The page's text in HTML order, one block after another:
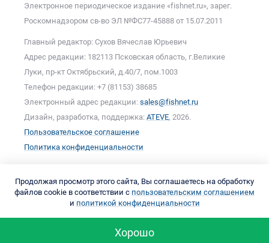
Электронное периодическое издание «fishnet.ru», зарег.
Роскомнадзором cв-во ЭЛ №ФС77-45888 от 15.07.2011
Главный редактор: Сухов Вячеслав Юрьевич
Адрес редакции: 182113 Псковская область, г.Великие
Луки, пр-кт Октябрьский, д.40/7, пом.1003
Телефон редакции: +7 (81153) 38685
Электронный адрес редакции: sales@fishnet.ru
Дизайн, разработка, поддержка: ATEVE, 2026.
Пользовательское соглашение
Политика конфиденциальности
Продолжая просмотр этого сайта, Вы соглашаетесь на обработку
файлов cookie в соответствии с пользовательским соглашением
и политикой конфиденциальности
Хорошо